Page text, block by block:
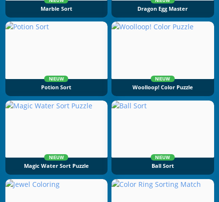
Marble Sort Dragon Egg Master
NIEUW
Potion Sort
NIEUW
Woolloop! Color Puzzle
NIEUW
Magic Water Sort Puzzle
NIEUW
Ball Sort